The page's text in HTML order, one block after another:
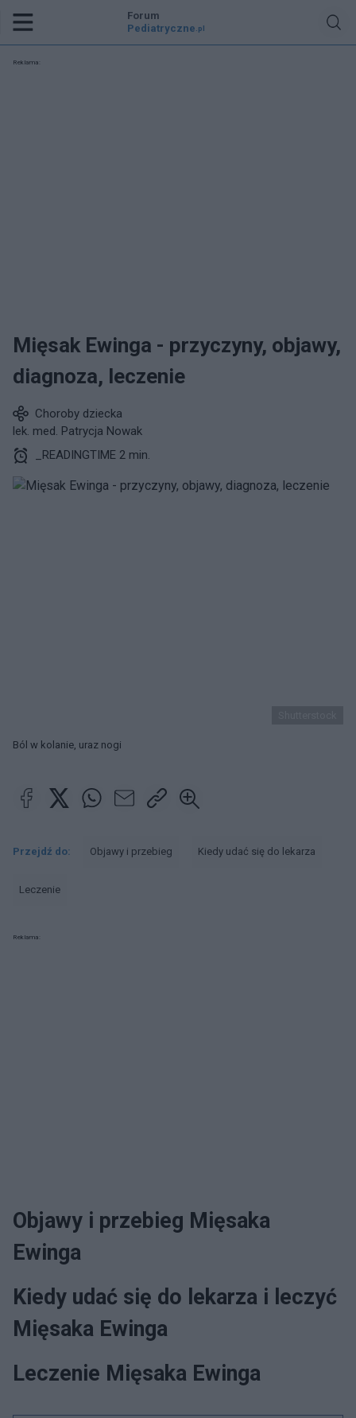
Forum
Pediatryczne .pl
Reklama:
Mięsak Ewinga - przyczyny, objawy,
diagnoza, leczenie
Choroby dziecka
lek. med. Patrycja Nowak
_READINGTIME 2 min.
Ból w kolanie, uraz nogi
Przejdź do: Objawy i przebieg Kiedy udać się do lekarza
Leczenie
Reklama:
Objawy i przebieg Mięsaka
Ewinga
Kiedy udać się do lekarza i leczyć
Mięsaka Ewinga
Leczenie Mięsaka Ewinga